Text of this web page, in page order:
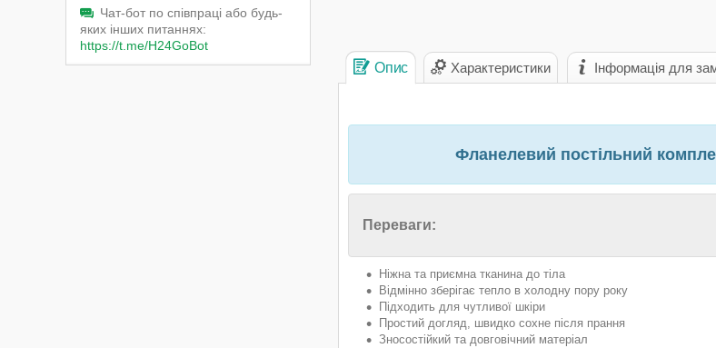
Опис Характеристики Інформація для
Фланелевий постільний
Переваги:
Ніжна та приємна тканина до тіла
Відмінно зберігає тепло в холодну пору року
Підходить для чутливої шкіри
Простий догляд, швидко сохне після прання
Зносостійкий та довговічний матеріал
Чат-бот по співпраці або будь-
яких інших питаннях
https://t.me/H24GoBot